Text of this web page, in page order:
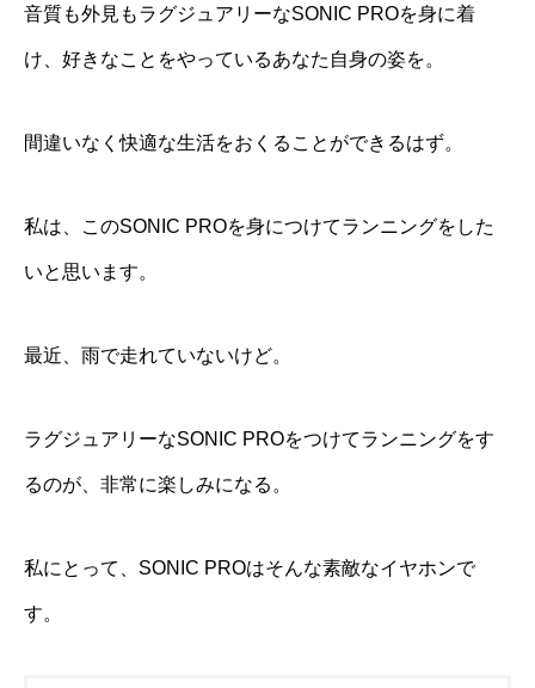
音質も外見もラグジュアリーなSONIC PROを身に着
け、好きなことをやっているあなた自身の姿を。
間違いなく快適な生活をおくることができるはず。
私は、このSONIC PROを身につけてランニングをした
いと思います。
最近、雨で走れていないけど。
ラグジュアリーなSONIC PROをつけてランニングをす
るのが、非常に楽しみになる。
私にとって、SONIC PROはそんな素敵なイヤホンで
す。